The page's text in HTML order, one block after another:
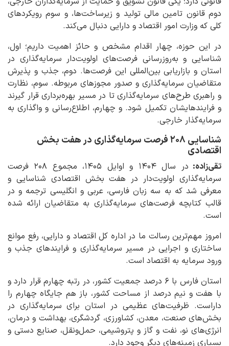
دوم قانون تامین مالی تولید و زیرساخت‌ها، و سوم رویکردهای
کلی که وزارت امور اقتصاد و دارایی دنبال می‌کند.
در این حوزه، چهار اقدام مشخص و حائز اهمیت داریم؛ اول،
شناسایی و به‌روزرسانی فرصت‌های اولویت‌دار سرمایه‌گذاری در
استان و بازاریابی بین‌المللی این فرصت‌ها. دوم، جذب و پذیرش
متقاضیان سرمایه‌گذاری و صدور مجوزهای مربوطه. سوم، نظارت
و راهبری طرح‌های سرمایه‌گذاری تا در مسیر بهره‌برداری قرار گیرند
و فرایندهایشان تکمیل شود. و چهارم، اطلاع‌رسانی و واگذاری به
سرمایه‌گذار خارجی.
شناسایی ۲۰۸ فرصت سرمایه‌گذاری در هفت بخش
اقتصادی
تقی‌زاده:
در سال ۱۴۰۴ و اوایل ۱۴۰۵، مجموع ۲۰۸ فرصت
سرمایه‌گذاری اولویت‌دار در هفت بخش اقتصادی شناسایی و
معرفی شد که به سه زبان فارسی، عربی و انگلیسی ترجمه و در
قالب کتابچه فرصت‌های سرمایه‌گذاری به متقاضیان ارائه شده
است.
امروز مهم‌ترین رسالت ما در اداره کل اقتصاد و دارایی، رفع موانع
ساختاری و اجرایی در مسیر سرمایه‌گذاری و فرایندهای جذب و
ورود سرمایه به اقتصاد است.
استان فارس با ۶ درصد جمعیت کشور، در رتبه چهارم قرار دارد و
با هفت و نیم درصد از مساحت کشور، باز هم جایگاه چهارم را
داراست. ظرفیت‌های عظیمی در استان برای سرمایه‌گذاری در
بخش‌های صنعت، معدن، کشاورزی، گردشگری، بهداشت و درمان،
انرژی‌های نو، نفت و گاز و پتروشیمی، حمل‌ونقل، صنایع دستی و
بسیاری زمینه‌های دیگر وجود دارد.